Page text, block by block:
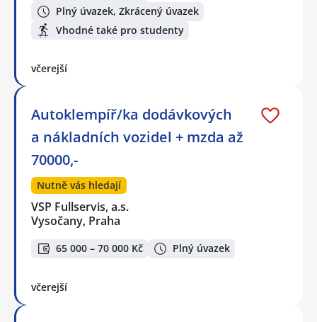
Plný úvazek, Zkrácený úvazek
Vhodné také pro studenty
včerejší
Autoklempíř/ka dodávkových
a nákladních vozidel + mzda až
70000,-
Nutně vás hledají
VSP Fullservis, a.s.
Vysočany, Praha
65 000 – 70 000 Kč Plný úvazek
včerejší